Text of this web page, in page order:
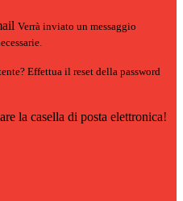
Verrà inviato un messaggio
Effettua il reset della password
la casella di posta elettronica!